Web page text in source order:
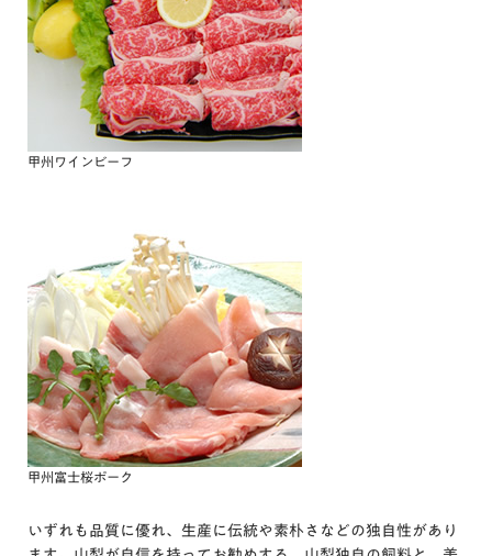
甲州ワインビーフ
甲州富士桜ポーク
いずれも品質に優れ、生産に伝統や素朴さなどの独自性があり